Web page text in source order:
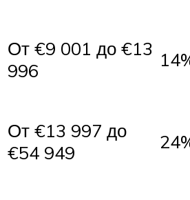
От €9 001 до €13
996
От €13 997 до
€54 949